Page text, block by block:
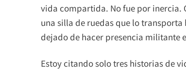
vida compartida. No fue por inercia.
una silla de ruedas que lo transporta
dejado de hacer presencia militante
Estoy citando solo tres historias de